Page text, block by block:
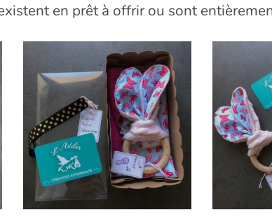
en prêt à offrir ou sont